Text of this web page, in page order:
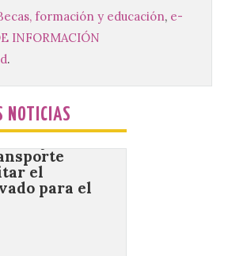
formación y educación, e-
INFORMACIÓN
.
NOTICIAS
una prevención real
Pais Llionés
acudir
el
para el